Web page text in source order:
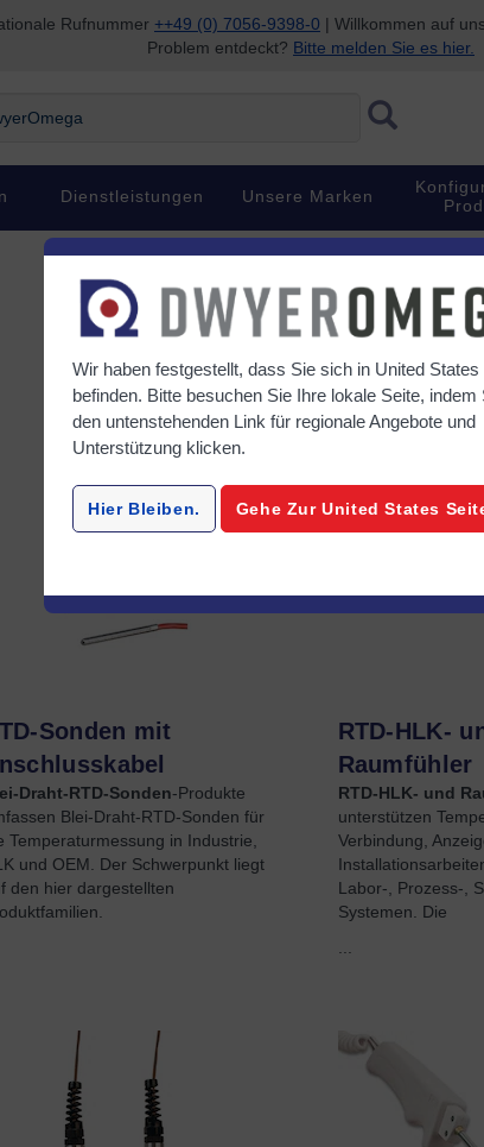
Rufnummer ++49 (0) 7056-9398-0 | Willkommen auf
Problem entdeckt? Bitte melden Sie es hier.
Dienstleistungen Unsere Marken
Sonden mit
Draht-RTD-Sonden-Produkte
Blei-Draht-RTD-Sonden für
Temperaturmessung in Industrie,
und OEM. Der Schwerpunkt liegt
den hier dargestellten
RTD-HLK-
Raumfühler
RTD-HLK- und
unterstützen
Verbindung,
Labor-, Prozess-,
Systemen. Die
Wir haben festgestellt, dass Sie sich in United States
befinden. Bitte besuchen Sie Ihre lokale Seite, indem
den untenstehenden Link für regionale Angebote und
Unterstützung klicken.
Hier Bleiben. Gehe ZurUnited States